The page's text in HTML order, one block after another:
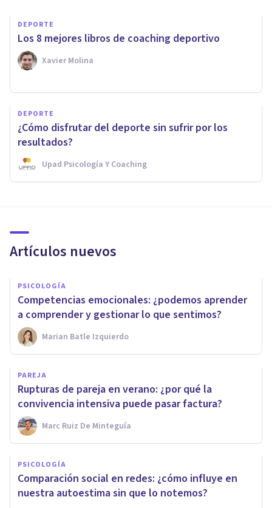
DEPORTE
Los 8 mejores libros de coaching deportivo
Xavier Molina
DEPORTE
¿Cómo disfrutar del deporte sin sufrir por los
resultados?
Upad Psicología Y Coaching
Artículos nuevos
PSICOLOGÍA
Competencias emocionales: ¿podemos aprender
a comprender y gestionar lo que sentimos?
Marian Batle Izquierdo
PAREJA
Rupturas de pareja en verano: ¿por qué la
convivencia intensiva puede pasar factura?
Marc Ruiz De Minteguía
PSICOLOGÍA
Comparación social en redes: ¿cómo influye en
nuestra autoestima sin que lo notemos?